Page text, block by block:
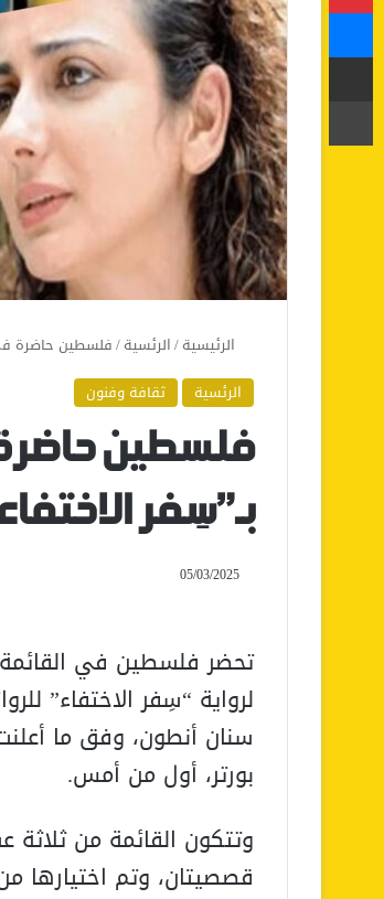
الرئيسية/الرئسية/فلسطين حاضرة في
الرئسية
ثقافة وفنون
فلسطين
بـ”سِفر
05/03/2025
لرواية “سِفر الاختفاء”
سنان أنطون، وفق ما
بورتر، أول من أمس.
وتتكون القائمة من ثلاثة